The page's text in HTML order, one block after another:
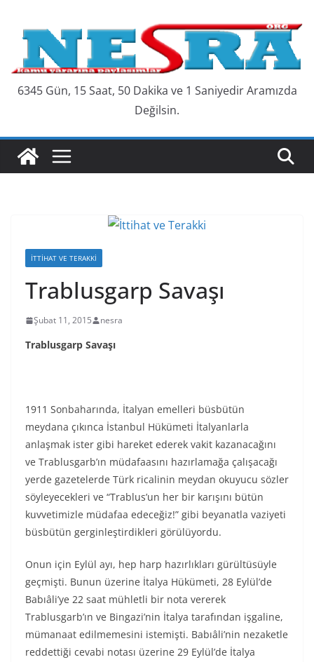
content
6345 Gün, 15 Saat, 50 Dakika ve 2 Saniyedir Aramızda
Değilsin.
İTTIHAT VE TERAKKI
Trablusgarp Savaşı
Şubat 11, 2015 nesra
Trablusgarp Savaşı
1911 Sonbaharında, İtalyan emelleri büsbütün
meydana çıkınca İstanbul Hükümeti İtalyanlarla
anlaşmak ister gibi hareket ederek vakit kazanacağını
ve Trablusgarb’ın müdafaasını hazırlamağa çalışacağı
yerde gazetelerde Türk ricalinin meydan okuyucu sözler
söyleyecekleri ve “Trablus’un her bir karışını bütün
kuvvetimizle müdafaa edeceğiz!” gibi beyanatla vaziyeti
büsbütün gerginleştirdikleri görülüyordu.
Onun için Eylül ayı, hep harp hazırlıkları gürültüsüyle
geçmişti. Bunun üzerine İtalya Hükümeti, 28 Eylül’de
Babıâli’ye 22 saat mühletli bir nota vererek
Trablusgarb’ın ve Bingazi’nin İtalya tarafından işgaline,
mümanaat edilmemesini istemişti. Babıâli’nin nezaketle
reddettiği cevabi notası üzerine 29 Eylül’de İtalya